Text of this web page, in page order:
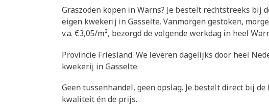
Graszoden kopen in Warns? Je bestelt rechtstreeks bij
eigen kwekerij in Gasselte. Vanmorgen gestoken,
v.a. €3,05/m², bezorgd de volgende werkdag in heel
Provincie Friesland. We leveren dagelijks door heel
kwekerij in Gasselte.
Geen tussenhandel, geen opslag. Je bestelt direct bij
kwaliteit én de prijs.